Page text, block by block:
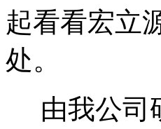
起看看宏立
处。
由我公司